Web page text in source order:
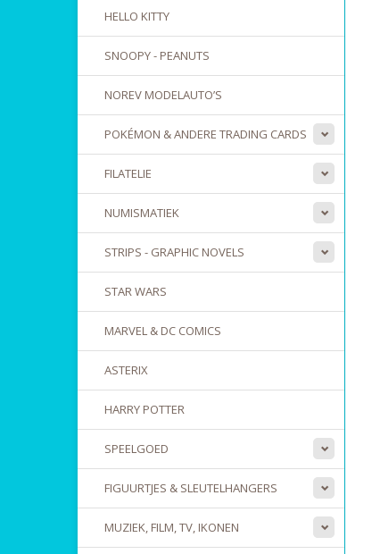
HELLO KITTY
SNOOPY - PEANUTS
NOREV MODELAUTO’S
POKÉMON & ANDERE TRADING CARDS
FILATELIE
NUMISMATIEK
STRIPS - GRAPHIC NOVELS
STAR WARS
MARVEL & DC COMICS
ASTERIX
HARRY POTTER
SPEELGOED
FIGUURTJES & SLEUTELHANGERS
MUZIEK, FILM, TV, IKONEN